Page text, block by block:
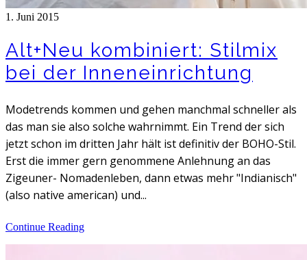
1. Juni 2015
Alt+Neu kombiniert: Stilmix
bei der Inneneinrichtung
Modetrends kommen und gehen manchmal schneller als
das man sie also solche wahrnimmt. Ein Trend der sich
jetzt schon im dritten Jahr hält ist definitiv der BOHO-Stil.
Erst die immer gern genommene Anlehnung an das
Zigeuner- Nomadenleben, dann etwas mehr "Indianisch"
(also native american) und...
Continue Reading